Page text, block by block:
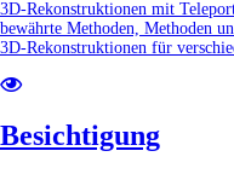
3D-Rekonstruktionen mit
bewährte Methoden, Methoden
3D-Rekonstruktionen für
Besichtigung